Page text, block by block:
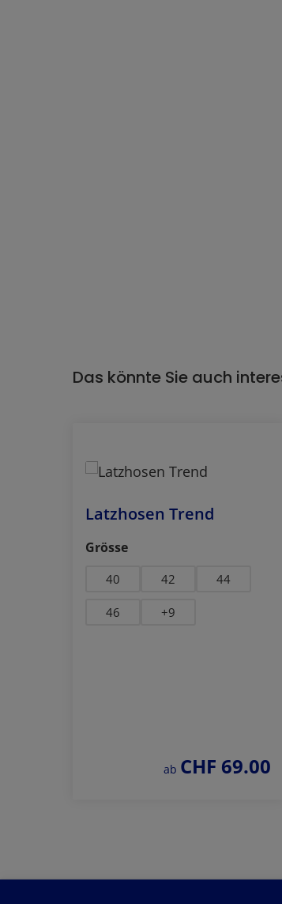
Das könnte Sie auch
Latzhosen Trend
Grösseauswählen
40 42 44
46 +9
regulärer preis:
ab CHF 69.00